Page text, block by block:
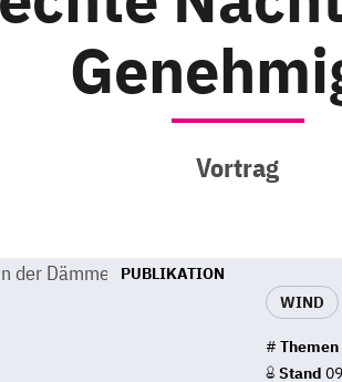
Vortrag
PUBLIKATION
WIND
# Themen
Stand